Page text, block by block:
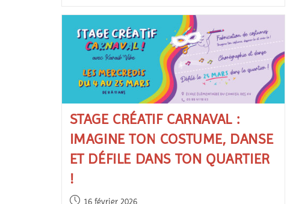
STAGE CRÉATIF CARNAVAL :
IMAGINE TON COSTUME, DANSE
ET DÉFILE DANS TON QUARTIER
!
16 février 2026